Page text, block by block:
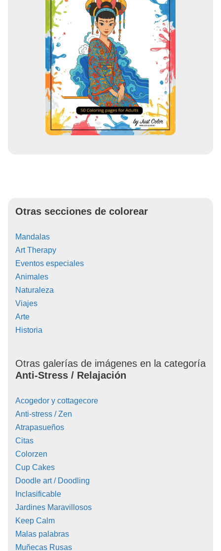
Otras secciones de colorear
Mandalas
Art Therapy
Eventos especiales
Animales
Naturaleza
Viajes
Arte
Historia
Otras galerías de imágenes en la categoría
Anti-Stress / Relajación
Acogedor y cottagecore
Anti-stress / Zen
Atrapasueños
Citas
Colorzen
Cup Cakes
Doodle art / Doodling
Inclasificable
Jardines Maravillosos
Keep Calm
Malas palabras
Muñecas Rusas